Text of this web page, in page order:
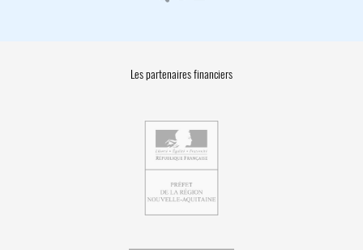
Les partenaires financiers